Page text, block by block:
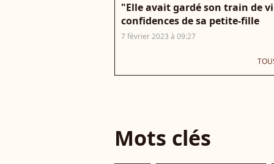
"Elle avait gardé son train de
confidences de sa petite-fille
7 février 2023 à 09:27
Mots clés